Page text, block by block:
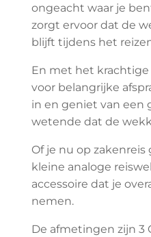
ongeacht waar je
zorgt ervoor dat de
blijft tijdens het
En met het
voor belangrijke
in en geniet van een
wetende dat de
Of je nu op zakenreis
kleine analoge
accessoire dat je
nemen.
De afmetingen zijn 3